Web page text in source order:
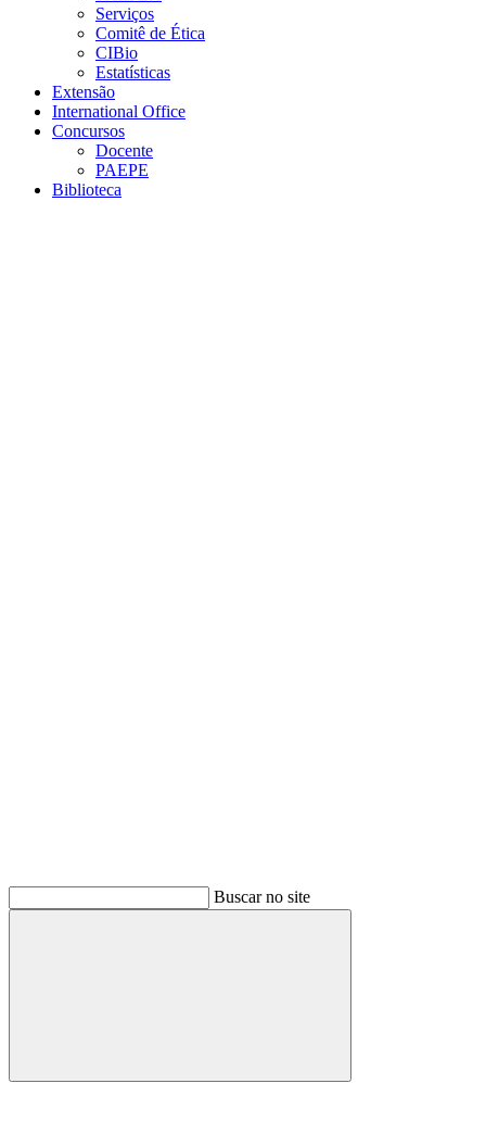
Serviços
Comitê de Ética
CIBio
Estatísticas
Extensão
International Office
Concursos
Docente
PAEPE
Biblioteca
Buscar no site
Buscar